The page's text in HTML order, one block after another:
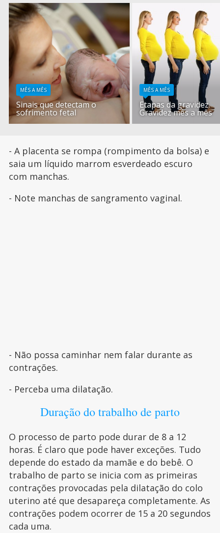
MÊS A MÊS
Sinais que detectam o
sofrimento fetal
MÊS A MÊS
Etapas da gravidez.
Gravidez mês a mês
- A placenta se rompa (rompimento da bolsa) e
saia um líquido marrom esverdeado escuro
com manchas.
- Note manchas de sangramento vaginal.
- Não possa caminhar nem falar durante as
contrações.
- Perceba uma dilatação.
Duração do trabalho de parto
O processo de parto pode durar de 8 a 12
horas. É claro que pode haver exceções. Tudo
depende do estado da mamãe e do bebê. O
trabalho de parto se inicia com as primeiras
contrações provocadas pela dilatação do colo
uterino até que desapareça completamente. As
contrações podem ocorrer de 15 a 20 segundos
cada uma.